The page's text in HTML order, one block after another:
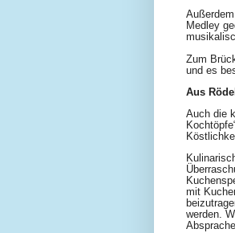
Medley
Zum
und es
Aus
Auch die
mit
werden.